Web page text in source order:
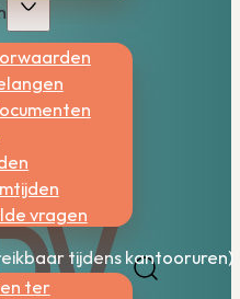
vragen
ter
tijdens kantooruren)